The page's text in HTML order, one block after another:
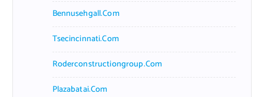
Bennusehgall.com
Tsecincinnati.com
Roderconstructiongroup.com
Plazabatai.com